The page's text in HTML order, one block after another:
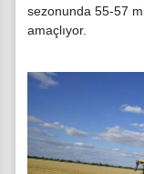
sezonunda 55-57
amaçlıyor.